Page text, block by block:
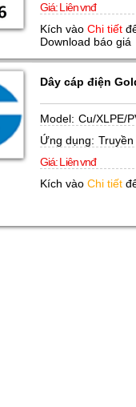
Giá:L iên vnđ
Kích vào Chi tiết
Download báo giá
Dây cáp điện
Model: Cu/XLPE/
Ứng dụng:
Giá:L iên vnđ
Kích vào Chi tiết